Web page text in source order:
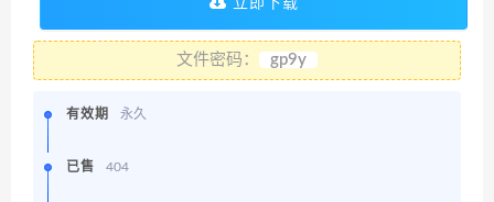
立即下载
文件密码： gp9y
有效期 永久
已售 404